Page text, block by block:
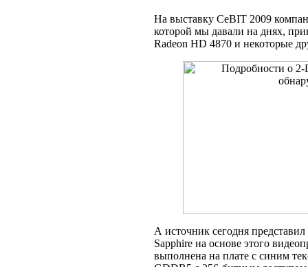
На выставку CeBIT 2009
которой мы давали на днях,
Radeon HD 4870 и некоторые
А источник сегодня
Sapphire на основе этого
выполнена на плате с синим